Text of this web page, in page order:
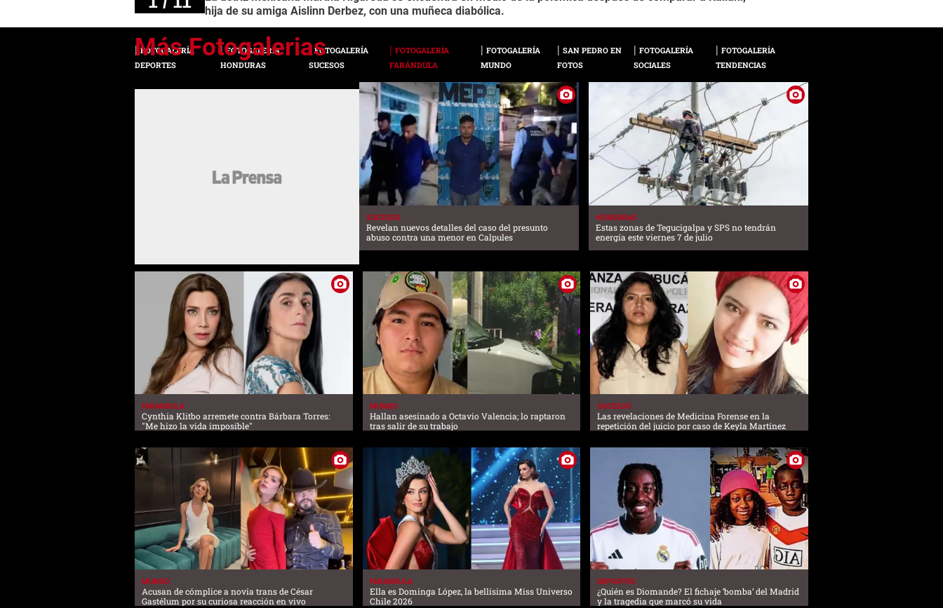
hija de su amiga Aislinn Derbez, con una muñeca diabólica.
FOTOGALERÍA
DEPORTES
FOTOGALERÍA
HONDURAS
FOTOGALERÍA
SUCESOS
FOTOGALERÍA
FARÁNDULA
FOTOGALERÍA
MUNDO
SAN PEDRO EN
FOTOS
FOTOGALERÍA
SOCIALES
FOTOGALERÍA
TENDENCIAS
SUCESOS
Revelan nuevos detalles del caso del presunto
abuso contra una menor en Calpules
HONDURAS
Estas zonas de Tegucigalpa y SPS no tendrán
energía este viernes 7 de julio
FARANDULA
Cynthia Klitbo arremete contra Bárbara Torres:
"Me hizo la vida imposible"
MUNDO
Hallan asesinado a Octavio Valencia; lo raptaron
tras salir de su trabajo
SUCESOS
Las revelaciones de Medicina Forense en la
repetición del juicio por caso de Keyla Martínez
MUNDO
Acusan de cómplice a novia trans de César
Gastélum por su curiosa reacción en vivo
FARANDULA
Ella es Dominga López, la bellísima Miss Universo
Chile 2026
DEPORTES
¿Quién es Diomande? El fichaje ‘bomba’ del Madrid
y la tragedia que marcó su vida